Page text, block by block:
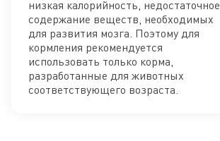
низкая калорийность, недостаточное
содержание веществ, необходимых
для развития мозга. Поэтому для
кормления рекомендуется
использовать только корма,
разработанные для животных
соответствующего возраста.